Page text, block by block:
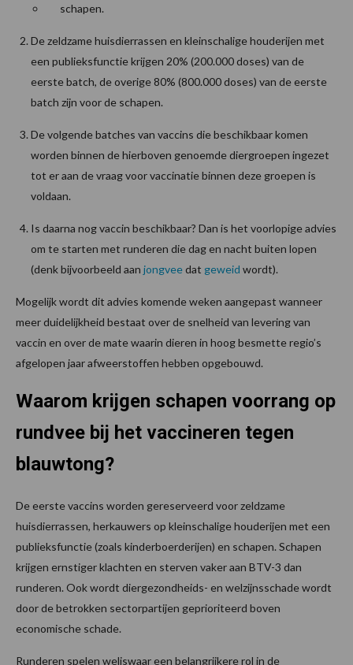
schapen.
De zeldzame huisdierrassen en kleinschalige houderijen met
een publieksfunctie krijgen 20% (200.000 doses) van de
eerste batch, de overige 80% (800.000 doses) van de eerste
batch zijn voor de schapen.
De volgende batches van vaccins die beschikbaar komen
worden binnen de hierboven genoemde diergroepen ingezet
tot er aan de vraag voor vaccinatie binnen deze groepen is
voldaan.
Is daarna nog vaccin beschikbaar? Dan is het voorlopige advies
om te starten met runderen die dag en nacht buiten lopen
(denk bijvoorbeeld aan jongveedat geweid wordt).
Mogelijk wordt dit advies komende weken aangepast wanneer
meer duidelijkheid bestaat over de snelheid van levering van
vaccin en over de mate waarin dieren in hoog besmette regio’s
afgelopen jaar afweerstoffen hebben opgebouwd.
Waarom krijgen schapen voorrang op
rundvee bij het vaccineren tegen
blauwtong?
De eerste vaccins worden gereserveerd voor zeldzame
huisdierrassen, herkauwers op kleinschalige houderijen met een
publieksfunctie (zoals kinderboerderijen) en schapen. Schapen
krijgen ernstiger klachten en sterven vaker aan BTV-3 dan
runderen. Ook wordt diergezondheids- en welzijnsschade wordt
door de betrokken sectorpartijen geprioriteerd boven
economische schade.
Runderen spelen weliswaar een belangrijkere rol in de